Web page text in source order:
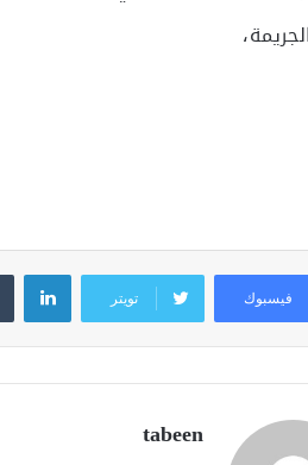
فيسبوك تويتر
tabeen